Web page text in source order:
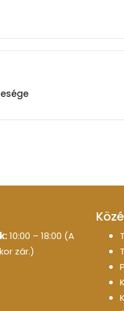
10:00 – 18:00 (A
zár.)